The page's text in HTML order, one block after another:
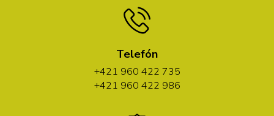
Telefón
+421 960 422 735
+421 960 422 986